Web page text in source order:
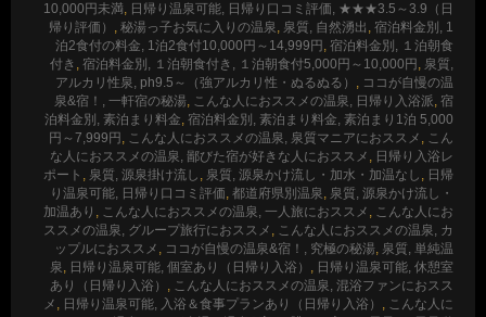
10,000円未満, 日帰り温泉可能, 日帰り口コミ評価, ★★★3.5～3.9（日
帰り評価） , 秘湯っ子お気に入りの温泉, 泉質, 自然湧出 , 宿泊料金別, 1
泊2食付の料金, 1泊2食付10,000円～14,999円 , 宿泊料金別, １泊朝食
付き , 宿泊料金別, １泊朝食付き, １泊朝食付5,000円～10,000円 , 泉質,
アルカリ性泉, ph9.5～（強アルカリ性・ぬるぬる） , ココが自慢の温
泉&宿！, 一軒宿の秘湯, こんな人におススメの温泉, 日帰り入浴派, 宿
泊料金別, 素泊まり料金, 宿泊料金別, 素泊まり料金, 素泊まり1泊 5,000
円～7,999円 , こんな人におススメの温泉, 泉質マニアにおススメ , こん
な人におススメの温泉, 鄙びた宿が好きな人におススメ , 日帰り入浴レ
ポート , 泉質, 源泉掛け流し , 泉質, 源泉かけ流し・加水・加温なし , 日帰
り温泉可能, 日帰り口コミ評価, 都道府県別温泉, 泉質, 源泉かけ流し・
加温あり , こんな人におススメの温泉, 一人旅におススメ , こんな人にお
ススメの温泉, グループ旅行におススメ , こんな人におススメの温泉, カ
ップルにおススメ , ココが自慢の温泉&宿！, 究極の秘湯, 泉質, 単純温
泉, 日帰り温泉可能, 個室あり（日帰り入浴） , 日帰り温泉可能, 休憩室
あり（日帰り入浴） , こんな人におススメの温泉, 混浴ファンにおスス
メ , 日帰り温泉可能, 入浴＆食事プランあり（日帰り入浴） , こんな人に